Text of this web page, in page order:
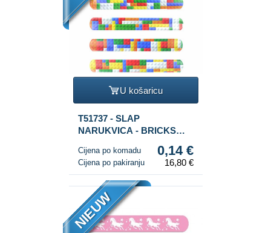
U košaricu
T51737 - SLAP
NARUKVICA - BRICKS
Cijena po komadu 0,14 €
Cijena po pakiranju 16,80 €
NIEUW